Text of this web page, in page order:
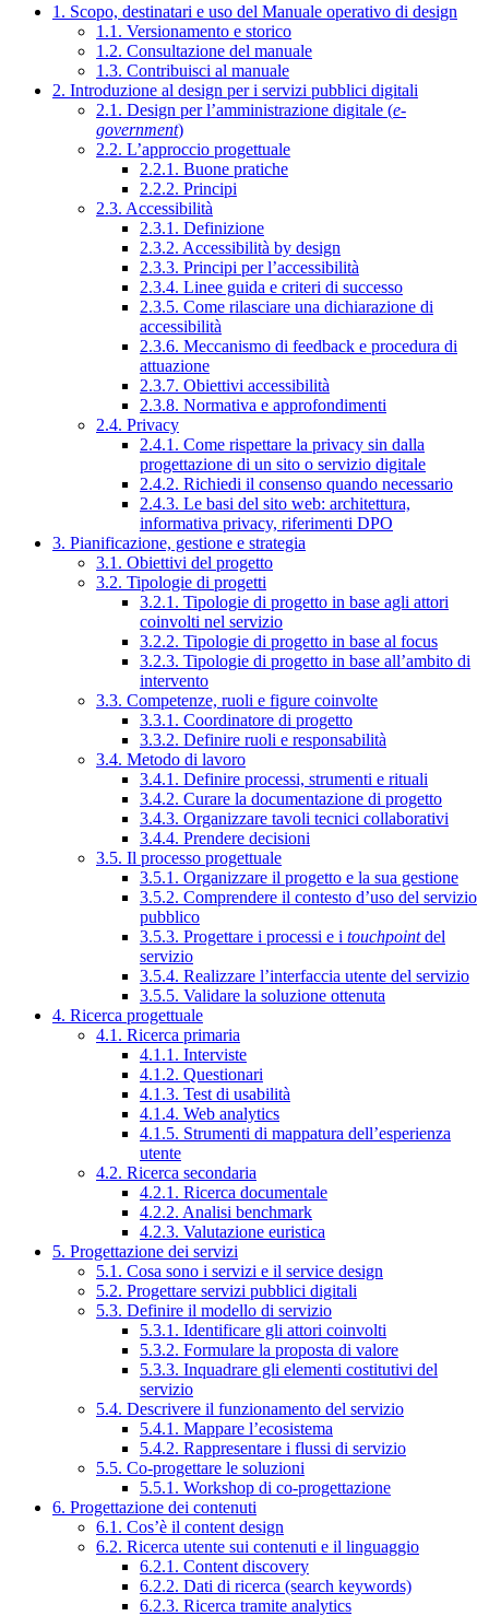
1. Scopo, destinatari e uso del Manuale operativo di design
1.1. Versionamento e storico
1.2. Consultazione del manuale
1.3. Contribuisci al manuale
2. Introduzione al design per i servizi pubblici digitali
2.1. Design per l’amministrazione digitale (e-
government)
2.2. L’approccio progettuale
2.2.1. Buone pratiche
2.2.2. Principi
2.3. Accessibilità
2.3.1. Definizione
2.3.2. Accessibilità by design
2.3.3. Principi per l’accessibilità
2.3.4. Linee guida e criteri di successo
2.3.5. Come rilasciare una dichiarazione di
accessibilità
2.3.6. Meccanismo di feedback e procedura di
attuazione
2.3.7. Obiettivi accessibilità
2.3.8. Normativa e approfondimenti
2.4. Privacy
2.4.1. Come rispettare la privacy sin dalla
progettazione di un sito o servizio digitale
2.4.2. Richiedi il consenso quando necessario
2.4.3. Le basi del sito web: architettura,
informativa privacy, riferimenti DPO
3. Pianificazione, gestione e strategia
3.1. Obiettivi del progetto
3.2. Tipologie di progetti
3.2.1. Tipologie di progetto in base agli attori
coinvolti nel servizio
3.2.2. Tipologie di progetto in base al focus
3.2.3. Tipologie di progetto in base all’ambito di
intervento
3.3. Competenze, ruoli e figure coinvolte
3.3.1. Coordinatore di progetto
3.3.2. Definire ruoli e responsabilità
3.4. Metodo di lavoro
3.4.1. Definire processi, strumenti e rituali
3.4.2. Curare la documentazione di progetto
3.4.3. Organizzare tavoli tecnici collaborativi
3.4.4. Prendere decisioni
3.5. Il processo progettuale
3.5.1. Organizzare il progetto e la sua gestione
3.5.2. Comprendere il contesto d’uso del servizio
pubblico
3.5.3. Progettare i processi e i touchpointdel
servizio
3.5.4. Realizzare l’interfaccia utente del servizio
3.5.5. Validare la soluzione ottenuta
4. Ricerca progettuale
4.1. Ricerca primaria
4.1.1. Interviste
4.1.2. Questionari
4.1.3. Test di usabilità
4.1.4. Web analytics
4.1.5. Strumenti di mappatura dell’esperienza
utente
4.2. Ricerca secondaria
4.2.1. Ricerca documentale
4.2.2. Analisi benchmark
4.2.3. Valutazione euristica
5. Progettazione dei servizi
5.1. Cosa sono i servizi e il service design
5.2. Progettare servizi pubblici digitali
5.3. Definire il modello di servizio
5.3.1. Identificare gli attori coinvolti
5.3.2. Formulare la proposta di valore
5.3.3. Inquadrare gli elementi costitutivi del
servizio
5.4. Descrivere il funzionamento del servizio
5.4.1. Mappare l’ecosistema
5.4.2. Rappresentare i flussi di servizio
5.5. Co-progettare le soluzioni
5.5.1. Workshop di co-progettazione
6. Progettazione dei contenuti
6.1. Cos’è il content design
6.2. Ricerca utente sui contenuti e il linguaggio
6.2.1. Content discovery
6.2.2. Dati di ricerca (search keywords)
6.2.3. Ricerca tramite analytics